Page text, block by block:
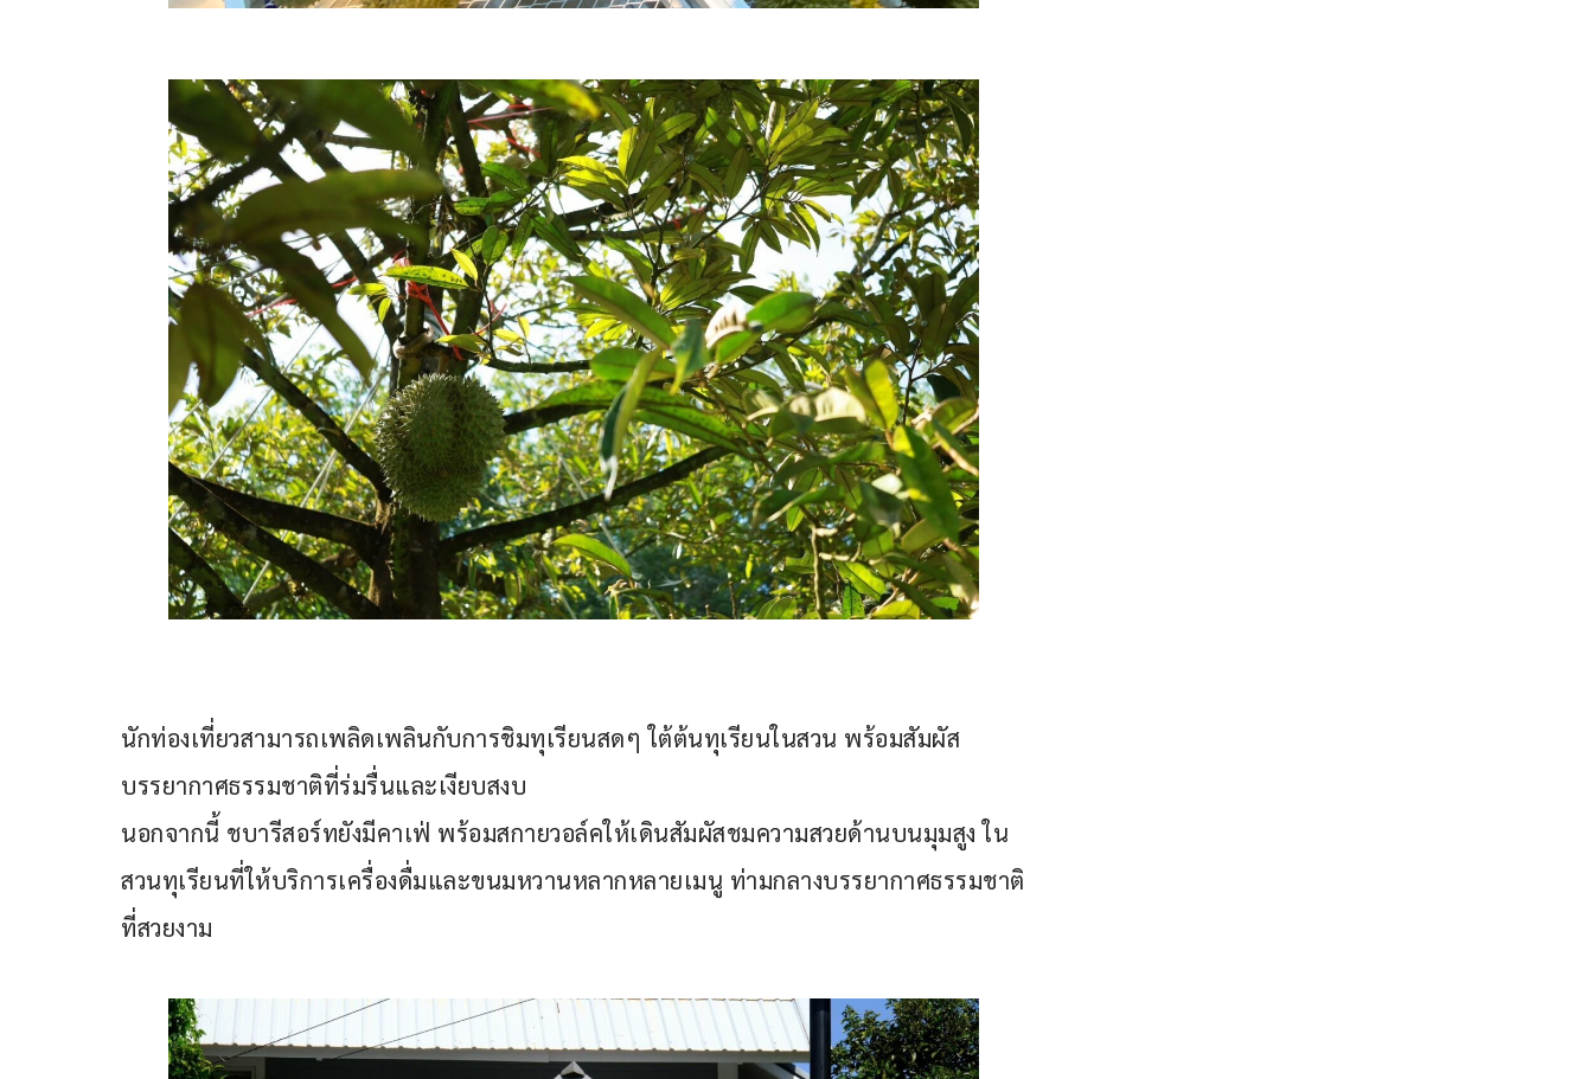
นักท่องเที่ยวสามารถเพลิดเพลินกับการชิมทุเรียนสดๆ ใต้ต้นทุเรียนในสวน พร้อมสัมผัส
บรรยากาศธรรมชาติที่ร่มรื่นและเงียบสงบ
นอกจากนี้ ชบารีสอร์ทยังมีคาเฟ่ พร้อมสกายวอล์คให้เดินสัมผัสชมความสวยด้านบนมุมสูง ใน
สวนทุเรียนที่ให้บริการเครื่องดื่มและขนมหวานหลากหลายเมนู ท่ามกลางบรรยากาศธรรมชาติ
ที่สวยงาม